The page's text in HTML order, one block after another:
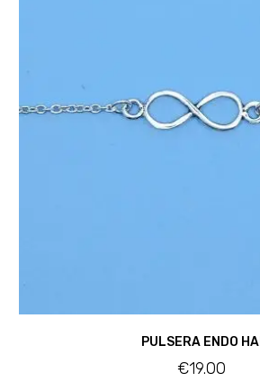
PULSERA ENDO HAI
€19.00